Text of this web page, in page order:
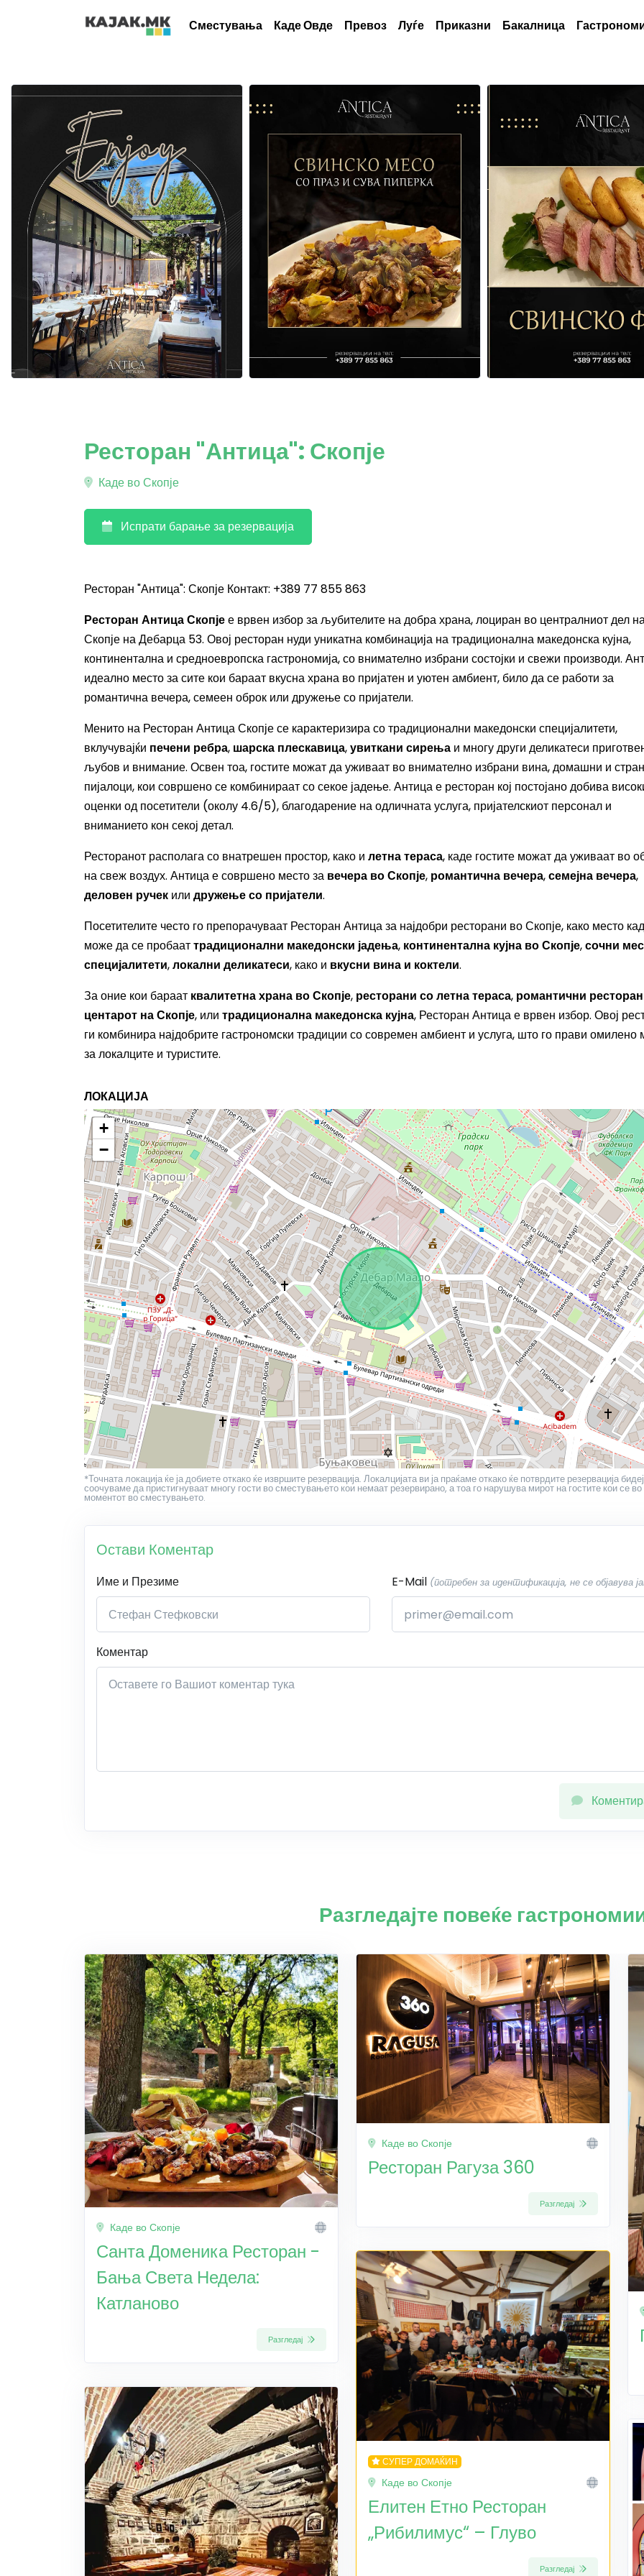
Сместувања Каде Овде Превоз Луѓе Приказни Бакалница
Ресторан "Антица": Скопје
Каде во Скопје
Испрати барање за резервација
Ресторан "Антица": Скопје Контакт: +389 77 855 863
Ресторан Антица Скопјее врвен избор за љубителите на добра храна, лоциран во централниот дел
Скопје на Дебарца 53. Овој ресторан нуди уникатна комбинација на традиционална македонска кујна,
континентална и средноевропска гастрономија, со внимателно избрани состојки и свежи производи.
идеално место за сите кои бараат вкусна храна во пријатен и уютен амбиент, било да се работи за
романтична вечера, семеен оброк или дружење со пријатели.
Менито на Ресторан Антица Скопје се карактеризира со традиционални македонски специјалитети,
вклучувајќи печени ребра, шарска плескавица,увиткани сирења и многу други деликатеси
љубов и внимание. Освен тоа, гостите можат да уживаат во внимателно избрани вина, домашни и
пијалоци, кои совршено се комбинираат со секое јадење. Антица е ресторан кој постојано добива
оценки од посетители (околу 4.6/5), благодарение на одличната услуга, пријателскиот персонал и
вниманието кон секој детал.
Ресторанот располага со внатрешен простор, како и летна тераса, каде гостите можат да уживаат во
на свеж воздух. Антица е совршено место за вечера во Скопје, романтична вечера,семејна вечера,
деловен ручек или дружење со пријатели.
Посетителите често го препорачуваат Ресторан Антица за најдобри ресторани во Скопје, како место
може да се пробааттрадиционални македонски јадења, континентална кујна во Скопје,сочни
специјалитети,локални деликатеси, како и вкусни вина и коктели.
За оние кои бараат квалитетна храна во Скопје, ресторани со летна тераса, романтични
центарот на Скопје, или традиционална македонска кујна, Ресторан Антица е врвен избор. Овој
ги комбинира најдобрите гастрономски традиции со современ амбиент и услуга, што го прави омилено
за локалците и туристите.
ЛОКАЦИЈА
+
−
*Точната локација ќе ја добиете откако ќе извршите резервација. Локалцијата ви ја праќаме откако ќе потврдите резервација
соочуваме да пристигнуваат многу гости во сместувањето кои немаат резервирано, а тоа го нарушува мирот на гостите кои се во
моментот во сместувањето.
Остави Коментар
Име и Презиме E-Mail (потребен за идентификација, не се објавува
Коментар
Разгледајте повеќе
Каде во Скопје
Санта Доменика Ресторан -
Бања Света Недела:
Катланово
Разгледај
Каде во Скопје
Ресторан Рагуза 360
Разгледај
СУПЕР ДОМАЌИН
Каде во Скопје
Елитен Етно Ресторан
„Рибилимус“ – Глуво
Разгледај